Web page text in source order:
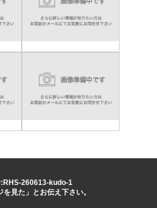
260613-kudo-1
を見た」とお伝え下さい。